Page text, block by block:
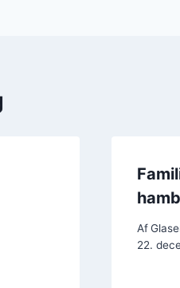
Af
22.